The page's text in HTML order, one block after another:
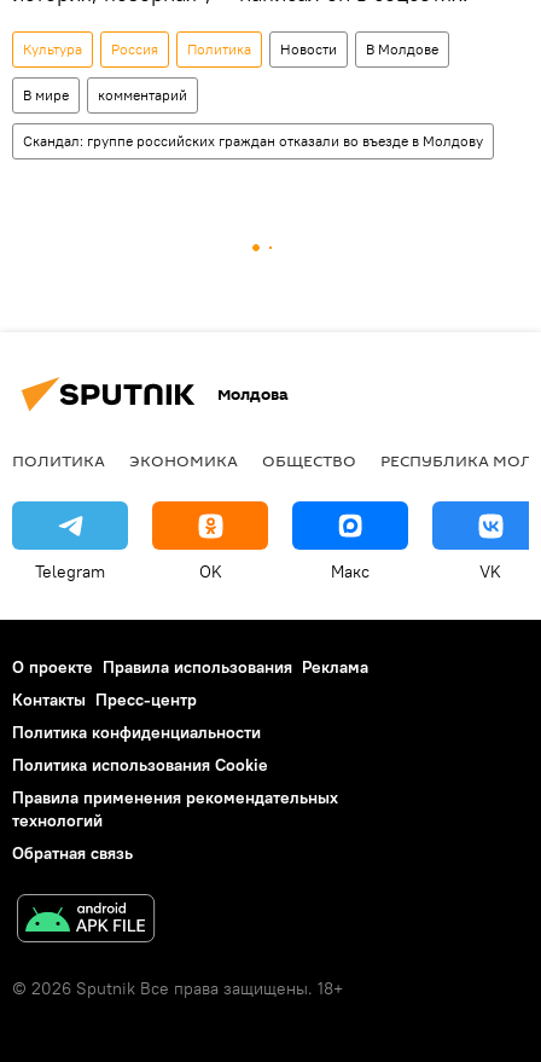
Культура Россия Политика Новости В Молдове
В мире комментарий
Скандал: группе российских граждан отказали во въезде в Молдову
Молдова
ПОЛИТИКА ЭКОНОМИКА ОБЩЕСТВО РЕСПУБЛИКА
Telegram OK Макс VK
О проекте Правила использования Реклама
Контакты Пресс-центр
Политика конфиденциальности
Политика использования Cookie
Правила применения рекомендательных
технологий
Обратная связь
© 2026 Sputnik Все права защищены. 18+